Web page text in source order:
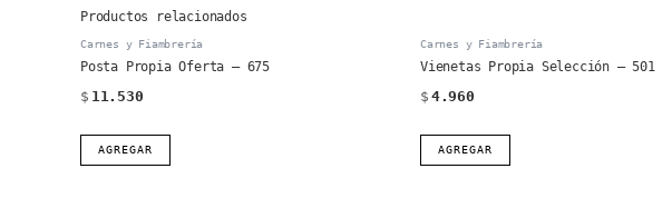
616
Productos relacionados
Carnes y Fiambrería
Posta Propia Oferta – 675
$ 11.530
AGREGAR
Carnes y Fiambrería
Vienetas Propia Selección – 501
$ 4.960
AGREGAR